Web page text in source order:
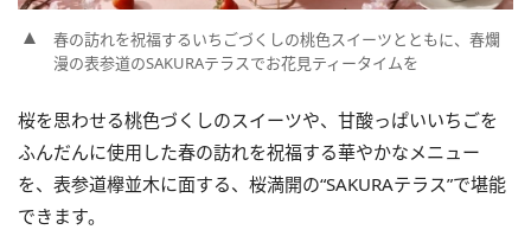
春の訪れを祝福するいちごづくしの桃色スイーツとともに、春爛
漫の表参道のSAKURAテラスでお花見ティータイムを
桜を思わせる桃色づくしのスイーツや、甘酸っぱいいちごを
ふんだんに使用した春の訪れを祝福する華やかなメニュー
を、表参道欅並木に面する、桜満開の“SAKURAテラス”で堪能
できます。